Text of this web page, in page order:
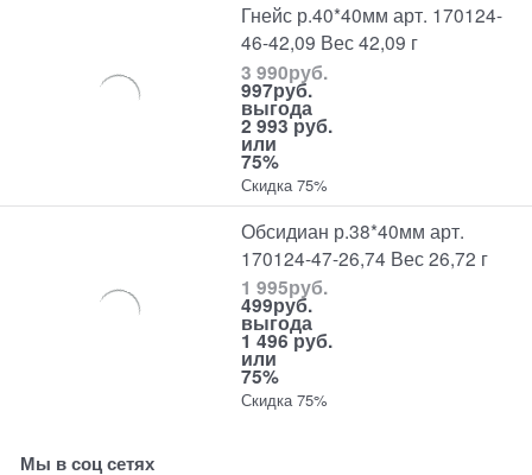
Гнейс р.40*40мм арт. 170124-
46-42,09 Вес 42,09 г
3 990руб.
997руб.
выгода
2 993 руб.
или
75%
Скидка 75%
Обсидиан р.38*40мм арт.
170124-47-26,74 Вес 26,72 г
1 995руб.
499руб.
выгода
1 496 руб.
или
75%
Скидка 75%
Мы в соц сетях